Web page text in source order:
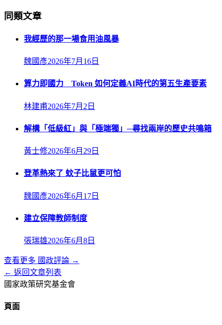
同類文章
我經歷的那一場食用油風暴
魏國彥2026年7月16日
算力即國力 Token 如何定義AI時代的第五生產要素
林建甫2026年7月2日
解構「低級紅」與「極端獨」─尋找兩岸的歷史共鳴箱
黃士修2026年6月29日
登革熱來了 蚊子比鼠更可怕
魏國彥2026年6月17日
建立保障教師制度
張瑞雄2026年6月8日
查看更多 國政評論 →
← 返回文章列表
國家政策研究基金會
頁面